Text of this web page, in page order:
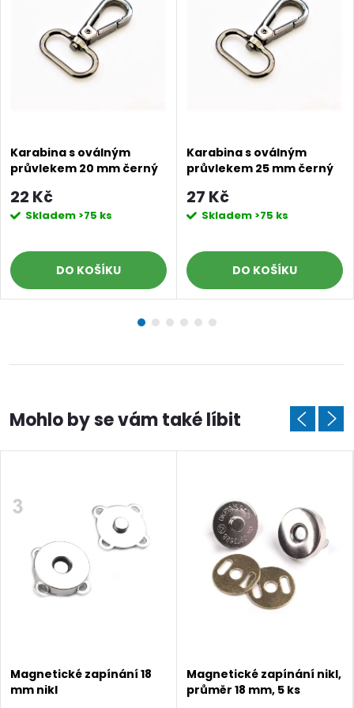
Karabina s oválným
průvlekem 20 mm černý
22 Kč
Skladem >75 ks
DO KOŠÍKU
Karabina s oválným
průvlekem 25 mm černý
27 Kč
Skladem >75 ks
DO KOŠÍKU
Magnetické zapínání 18
mm nikl
Magnetické zapínání nikl,
průměr 18 mm, 5 ks